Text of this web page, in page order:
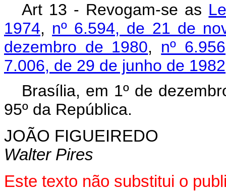
Art 13 - Revogam-se as
1974, nº 6.594, de 21 de
dezembro de 1980, nº
7.006, de 29 de junho de 1982
Brasília, em 1º de
95º da República.
JOÃO FIGUEIREDO
Walter Pires
Este texto não substitui o